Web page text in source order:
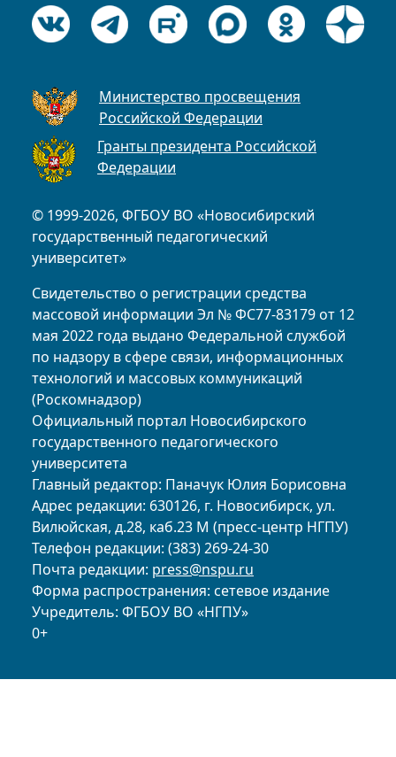
© 1999-2026, ФГБОУ ВО «Новосибирский
государственный педагогический
университет»
Свидетельство о регистрации средства
массовой информации Эл № ФС77-83179 от 12
мая 2022 года выдано Федеральной службой
по надзору в сфере связи, информационных
технологий и массовых коммуникаций
(Роскомнадзор)
Официальный портал Новосибирского
государственного педагогического
университета
Главный редактор: Паначук Юлия Борисовна
Адрес редакции: 630126, г. Новосибирск, ул.
Вилюйская, д.28, каб.23 М (пресс-центр НГПУ)
Телефон редакции: (383) 269-24-30
Почта редакции: press@nspu.ru
Форма распространения: сетевое издание
Учредитель: ФГБОУ ВО «НГПУ»
0+
Министерство просвещения
Российской Федерации
Гранты президента Российской
Федерации